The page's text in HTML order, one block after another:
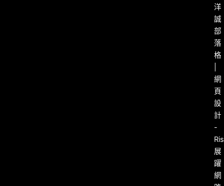
洋
誠
部
落
格
網
頁
設
計
-
展
躍
網